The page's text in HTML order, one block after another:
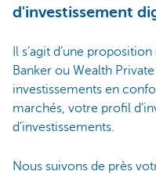
d'investissement
Il s’agit d’une
Banker ou Wealth
investissements en
marchés, votre profil
d’investissements.
Nous suivons de près